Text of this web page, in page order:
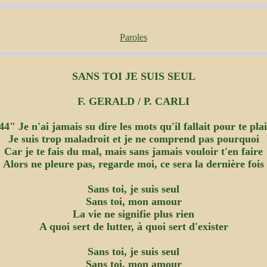
Paroles
SANS TOI JE SUIS SEUL
F. GERALD / P. CARLI
Je n'ai jamais su dire les mots qu'il fallait pour te
Je suis trop maladroit et je ne comprend pas pourquoi
Car je te fais du mal, mais sans jamais vouloir t'en faire
Alors ne pleure pas, regarde moi, ce sera la dernière fois
Sans toi, je suis seul
Sans toi, mon amour
La vie ne signifie plus rien
A quoi sert de lutter, à quoi sert d'exister
Sans toi, je suis seul
Sans toi, mon amour